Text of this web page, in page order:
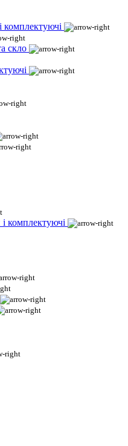
комплектуючі
скло
комплектуючі